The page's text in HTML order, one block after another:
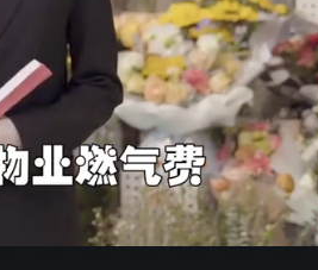
密室大逃脱 第八季
爸爸当家 第五季